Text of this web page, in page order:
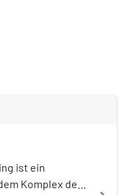
ist ein
Komplex des